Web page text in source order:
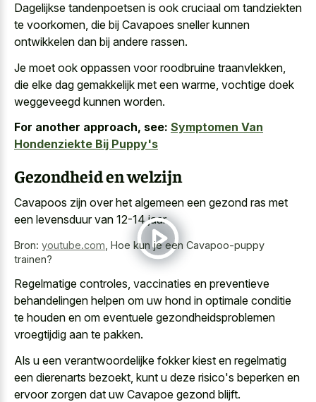
Dagelijkse tandenpoetsen is ook cruciaal om tandziekten
te voorkomen, die bij Cavapoes sneller kunnen
ontwikkelen dan bij andere rassen.
Je moet ook oppassen voor roodbruine traanvlekken,
die elke dag gemakkelijk met een warme, vochtige doek
weggeveegd kunnen worden.
For another approach, see: Symptomen Van
Hondenziekte Bij Puppy's
Gezondheid en welzijn
Cavapoos zijn over het algemeen een gezond ras met
een levensduur van 12-14 jaar.
Bron: youtube.com Hoe kun je een Cavapoo-puppy
trainen?
Regelmatige controles, vaccinaties en preventieve
behandelingen helpen om uw hond in optimale conditie
te houden en om eventuele gezondheidsproblemen
vroegtijdig aan te pakken.
Als u een verantwoordelijke fokker kiest en regelmatig
een dierenarts bezoekt, kunt u deze risico's beperken en
ervoor zorgen dat uw Cavapoe gezond blijft.